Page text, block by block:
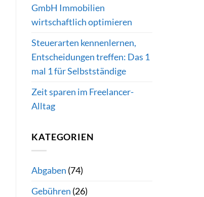
GmbH Immobilien
wirtschaftlich optimieren
Steuerarten kennenlernen,
Entscheidungen treffen: Das 1
mal 1 für Selbstständige
Zeit sparen im Freelancer-
Alltag
KATEGORIEN
Abgaben (74)
Gebühren (26)